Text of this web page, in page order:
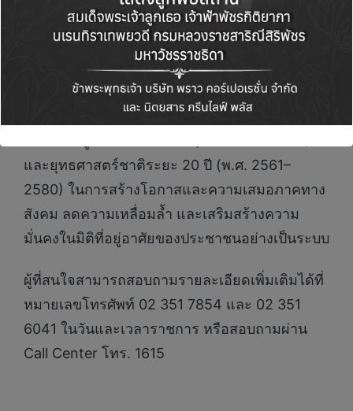
มาตรการดังกล่าวสะท้อนบทบาทของการเคหะแห่ง
ชาติในฐานะกลไกหลักของรัฐในการดูแล
ประชาชนฐานราก มุ่งสร้างความมั่นคงด้านที่อยู่
อาศัย ควบคู่กับการยกระดับคุณภาพชีวิตของกลุ่ม
เปราะบางอย่างยั่งยืน สอดคล้องกับแผนแม่บทการ
และยุทธศาสตร์ชาติระยะ 20 ปี (พ.ศ. 2561–
2580) ในการสร้างโอกาสและความเสมอภาคทาง
สังคม ลดความเหลื่อมล้ำ และเสริมสร้างความ
มั่นคงในมิติที่อยู่อาศัยของประชาชนอย่างเป็นระบบ
ผู้ที่สนใจสามารถสอบถามรายละเอียดเพิ่มเติมได้ที่
หมายเลขโทรศัพท์ 02 351 7854 และ 02 351
6041 ในวันและเวลาราชการ หรือสอบถามผ่าน
Call Center โทร. 1615